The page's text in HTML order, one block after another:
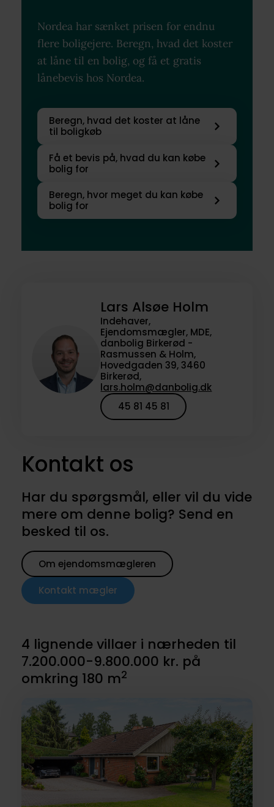
Nordea har sænket prisen for endnu
flere boligejere. Beregn, hvad det koster
at låne til en bolig, og få et gratis
lånebevis hos Nordea.
Beregn, hvad det koster at låne
til boligkøb
Få et bevis på, hvad du kan købe
bolig for
Beregn, hvor meget du kan købe
bolig for
Lars Alsøe Holm
Indehaver,
Ejendomsmægler, MDE,
danbolig Birkerød -
Rasmussen & Holm,
Hovedgaden 39, 3460
Birkerød,
lars.holm@danbolig.dk
45 81 45 81
Kontakt os
Har du spørgsmål, eller vil du vide
mere om denne bolig? Send en
besked til os.
Om ejendomsmægleren
Kontakt mægler
4 lignende villaer i nærheden til
7.200.000-9.800.000 kr. på
omkring 180 m2